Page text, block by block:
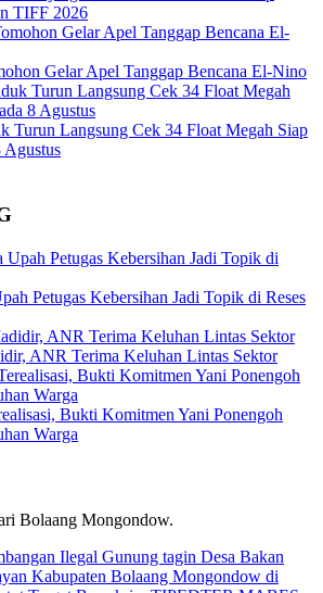
TIFF 2026
Gelar Apel Tanggap Bencana El-Nino
Turun Langsung Cek 34 Float Megah Siap
Petugas Kebersihan Jadi Topik di Reses
ANR Terima Keluhan Lintas Sektor
Bukti Komitmen Yani Ponengoh
Warga
Bolaang Mongondow.